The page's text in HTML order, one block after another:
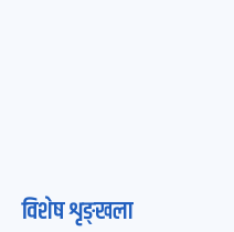
विशेष शृङ्खला